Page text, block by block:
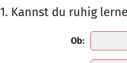
1. Kannst du ruhig
Ob: